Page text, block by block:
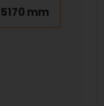
5170 mm